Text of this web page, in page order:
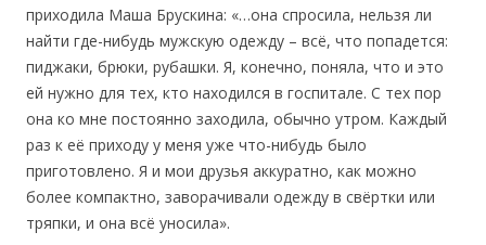
приходила Маша Брускина: «…она спросила, нельзя ли
найти где-нибудь мужскую одежду – всё, что попадется:
пиджаки, брюки, рубашки. Я, конечно, поняла, что и это
ей нужно для тех, кто находился в госпитале. С тех пор
она ко мне постоянно заходила, обычно утром. Каждый
раз к её приходу у меня уже что-нибудь было
приготовлено. Я и мои друзья аккуратно, как можно
более компактно, заворачивали одежду в свёртки или
тряпки, и она всё уносила».